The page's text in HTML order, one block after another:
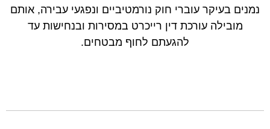
נמנים בעיקר עוברי חוק נורמטיביים ונפגעי עבירה, אותם
מובילה עורכת דין רייכרט במסירות ובנחישות עד
להגעתם לחוף מבטחים.